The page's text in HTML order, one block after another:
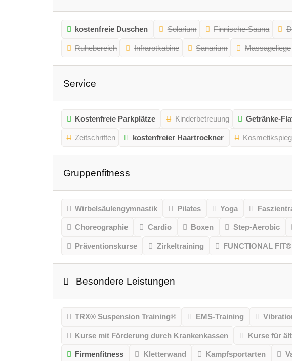
kostenfreie Duschen Solarium Finnische-Sauna
Ruhebereich Infrarotkabine Sanarium Massageliege
Service
Kostenfreie Parkplätze Kinderbetreuung Getränke-
Zeitschriften kostenfreier Haartrockner
Gruppenfitness
Wirbelsäulengymnastik Pilates Yoga
Choreographie Cardio Boxen Step-Aerobic
Präventionskurse Zirkeltraining FUNCTIONAL FIT®
Besondere Leistungen
TRX® Suspension Training® EMS-Training
Kurse mit Förderung durch Krankenkassen Kurse für
Firmenfitness Kletterwand Kampfsportarten